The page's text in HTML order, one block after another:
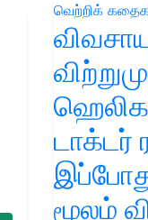
வெற்றிக்
டாக்டர்
மூலம்